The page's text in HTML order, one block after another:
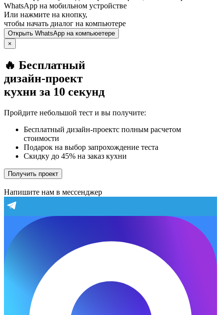
WhatsApp на мобильном устройстве
Или нажмите на кнопку,
чтобы начать диалог на компьютере
Открыть WhatsApp на компьюетере
×
🔥 Бесплатный
дизайн-проект
кухни за 10 секунд
Пройдите небольшой тест и вы получите:
Бесплатный дизайн-проектс полным расчетом
стоимости
Подарок на выбор запрохождение теста
Скидку до 45% на заказ кухни
Получить проект
Напишите нам в мессенджер